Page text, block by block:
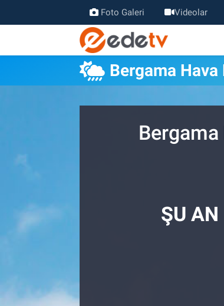
Foto Galeri Videolar
Bergama Hava
Bergama
ŞU AN